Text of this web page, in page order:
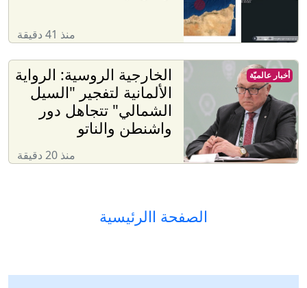
منذ 41 دقيقة
الخارجية الروسية: الرواية
الألمانية لتفجير "السيل
الشمالي" تتجاهل دور
واشنطن والناتو
منذ 20 دقيقة
أخبار عالميّة
الصفحة االرئيسية